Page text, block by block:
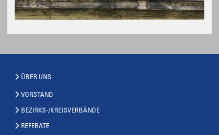
ÜBER UNS
VORSTAND
BEZIRKS-/KREISVERBÄNDE
REFERATE